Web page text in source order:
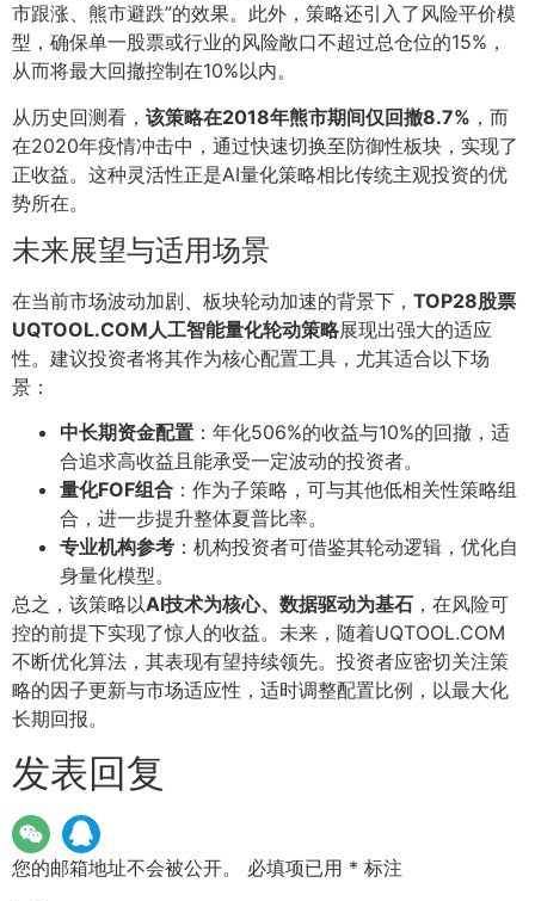
市跟涨、熊市避跌”的效果。此外，策略还引入了风险平价模
型，确保单一股票或行业的风险敞口不超过总仓位的15%，
从而将最大回撤控制在10%以内。
从历史回测看， 该策略在2018年熊市期间仅回撤8.7% ，而
在2020年疫情冲击中，通过快速切换至防御性板块，实现了
正收益。这种灵活性正是AI量化策略相比传统主观投资的优
势所在。
未来展望与适用场景
在当前市场波动加剧、板块轮动加速的背景下， TOP28股票
UQTOOL.COM人工智能量化轮动策略展现出强大的适应
性。建议投资者将其作为核心配置工具，尤其适合以下场
景：
中长期资金配置 ：年化506%的收益与10%的回撤，适
合追求高收益且能承受一定波动的投资者。
量化FOF组合 ：作为子策略，可与其他低相关性策略组
合，进一步提升整体夏普比率。
专业机构参考 ：机构投资者可借鉴其轮动逻辑，优化自
身量化模型。
总之，该策略以AI技术为核心、数据驱动为基石 ，在风险可
控的前提下实现了惊人的收益。未来，随着UQTOOL.COM
不断优化算法，其表现有望持续领先。投资者应密切关注策
略的因子更新与市场适应性，适时调整配置比例，以最大化
长期回报。
发表回复
您的邮箱地址不会被公开。 必填项已用 * 标注